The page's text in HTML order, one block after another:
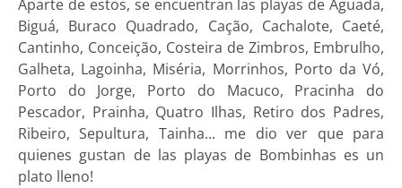
Aparte de estos, se encuentran las playas de Aguada,
Biguá, Buraco Quadrado, Cação, Cachalote, Caeté,
Cantinho, Conceição, Costeira de Zimbros, Embrulho,
Galheta, Lagoinha, Miséria, Morrinhos, Porto da Vó,
Porto do Jorge, Porto do Macuco, Pracinha do
Pescador, Prainha, Quatro Ilhas, Retiro dos Padres,
Ribeiro, Sepultura, Tainha... me dio ver que para
quienes gustan de las playas de Bombinhas es un
plato lleno!